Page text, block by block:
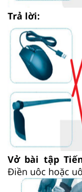
Trả lời:
Vở bài tập
Điền uôc hoặc